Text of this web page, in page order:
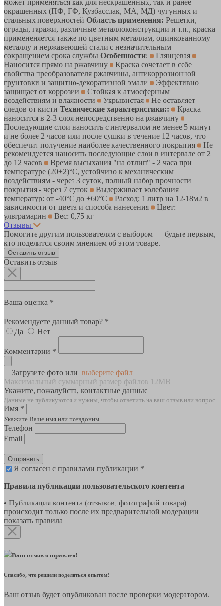
может применяться как для неокрашенных, так и ранее
окрашенных (ПФ, ГФ, Кузбасслак, МА, МД) чугунных и
стальных поверхностей Область применения: Решетки,
ограды, гаражи, различные металлоконструкции и т.п., краска
примененяется также по цветным металлам, оцинкованному
металлу и нержавеющей стали с незначительным
сокращением срока службы Особенности:
Глянцевая
Наносится прямо на ржавчину
Краска сочетает в себе
свойства преобразователя ржавчины, антикоррозионной
грунтовки и защитно-декоративной эмали
Эффективно
защищает от коррозии
Стойкая к атмосферным
воздействиям и влажности
Укрывистая
Не оставляет
следов от кисти Технические характеристики::
Краска
наносится в 2-3 слоя непосредственно на ржавчину
Последующие слои наносить с интервалом не менее 5 минут
и не более 2 часов или после сушки в течение 12 часов, что
обеспечит получение наиболее качественного покрытия
Не
рекомендуется наносить последующие слои в интервале от 2
до 12 часов
Время высыхания "на отлип" - 2 часа при
температуре (20±2)°С, устойчиво к механическим
воздействиям - через 3 суток, полный набор прочности
покрытия - через 7 суток
Выдерживает колебания
температур: от -40°С до +60°С
Расход: 1 литр на 12-18м2 в
зависимости от цвета и способа нанесения
Цвет:
ультрамарин
Вес: 0,75 кг
Отзывы
Помогите другим пользователям с выбором — будьте первым,
кто поделится своим мнением об этом товаре.
Оставить отзыв
Оставить отзыв
Ваша оценка *
Рекомендуете данный товар? *
Да
Нет
Комментарии *
Загрузите фото или выберите файл
Максимальный суммарный размер файлов 12MB
Укажите, пожалуйста, контактные данные
Данные не публикуются и нужны, чтобы ответить на ваш отзыв или вопрос
Имя *
Укажите Ваше имя или псевдоним
Телефон
Email
Отправить
Я согласен с правилами публикации *
Правила публикации пользовательского контента
• Публикация контента (отзывов, фотографий товара)
происходит только после их предварительной модерации
показать правила
Ваш отзыв отправлен!
Спасибо, что решили поделиться опытом!
Ваш отзыв будет опубликован после проверки модератором.